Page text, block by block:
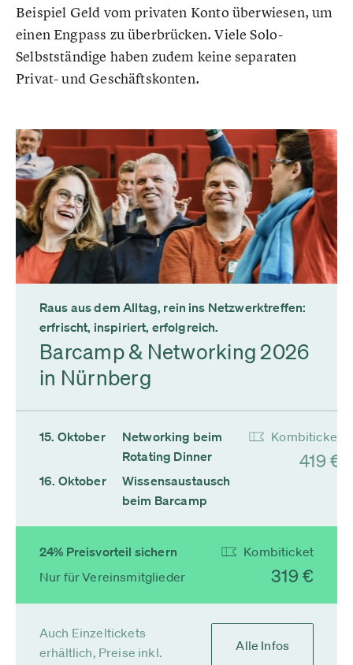
Beispiel Geld vom privaten Konto überwiesen, um
einen Engpass zu überbrücken. Viele Solo-
Selbstständige haben zudem keine separaten
Privat- und Geschäftskonten.
Raus aus dem Alltag, rein ins Netzwerktreffen:
erfrischt, inspiriert, erfolgreich.
Barcamp & Networking 2026
in Nürnberg
15. Oktober
Networking beim
Rotating Dinner
16. Oktober
Wissensaustausch
beim Barcamp
Kombiticket
419 €
24% Preisvorteil sichern
Nur für Vereinsmitglieder
Kombiticket
319 €
Auch Einzeltickets
erhältlich, Preise inkl.
Alle Infos